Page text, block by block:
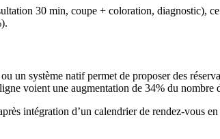
30 min, coupe + coloration, diagnostic),
un système natif permet de proposer des
voient une augmentation de 34% du nombre
intégration d’un calendrier de rendez-vous